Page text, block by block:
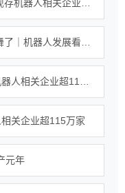
关企业超115万家
元年